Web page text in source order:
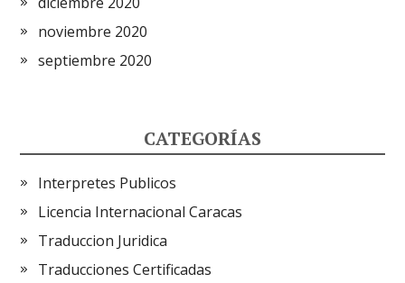
noviembre 2020
septiembre 2020
CATEGORÍAS
Interpretes Publicos
Licencia Internacional Caracas
Traduccion Juridica
Traducciones Certificadas